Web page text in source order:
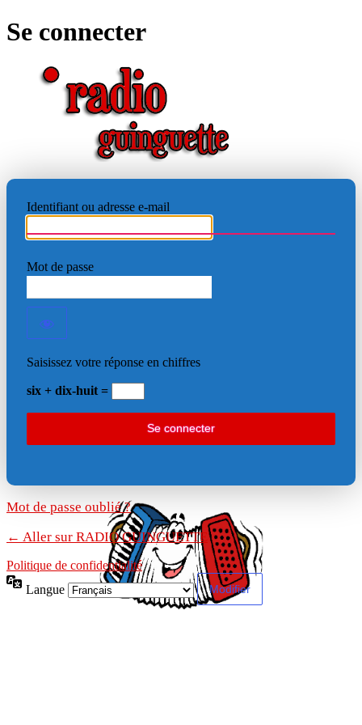
Se connecter
Identifiant ou adresse e-mail
Mot de passe
Saisissez votre réponse en chiffres
six + dix-huit =
Mot de passe oublié ?
← Aller sur RADIO GUINGUETTE
Politique de confidentialité
Langue